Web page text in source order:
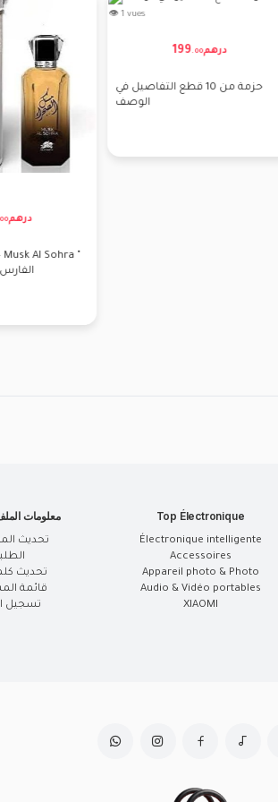
👁 1 vues
.00درهم
قطع
معلومات
تحديث
تحديث
قائمة
تسجيل
Top Électronique
Électronique intelligente
Accessoires
Appareil photo & Photo
Audio & Vidéo portables
XIAOMI